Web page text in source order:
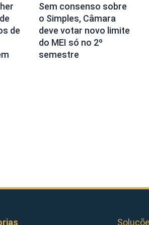
de
Sem consenso sobre
o Simples, Câmara
deve votar novo limite
do MEI só no 2º
semestre